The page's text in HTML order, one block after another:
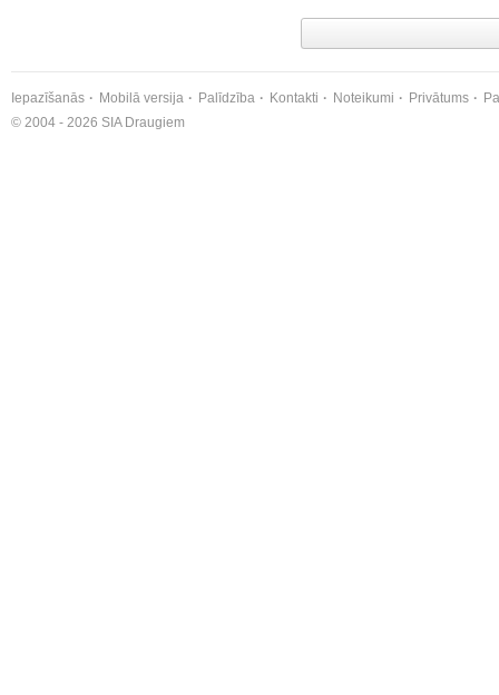
Iepazīšanās Mobilā versija Palīdzība Kontakti Noteikumi Privātums
© 2004 - 2026 SIA Draugiem